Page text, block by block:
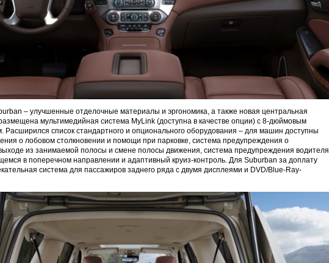
– улучшенные отделочные материалы и эргономика, а также новая центральная
мультимедийная система MyLink (доступна в качестве опции) с 8-дюймовым
Расширился список стандартного и опционального оборудования – для машин доступны
о лобовом столкновении и помощи при парковке, система предупреждения о
из занимаемой полосы и смене полосы движения, система предупреждения водителя
в поперечном направлении и адаптивный круиз-контроль. Для Suburban за доплату
система для пассажиров заднего ряда с двумя дисплеями и DVD/Blue-Ray-